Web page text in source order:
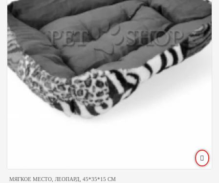
МЯГКОЕ МЕСТО, ЛЕОПАРД, 45*35*15 СМ